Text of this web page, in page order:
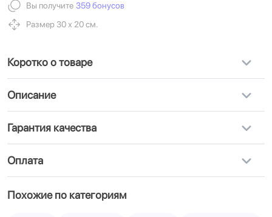
Вы получите 359 бонусов
Размер 30 х 20 см.
Коротко о товаре
Описание
Гарантия качества
Оплата
Похожие по категориям